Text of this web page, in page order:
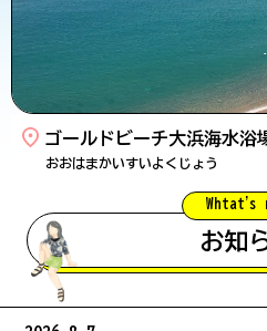
ゴールドビーチ大浜海水浴
おおはまかいすいよくじょう
南大隅のあれこれ
ムービー
アクセス
パンフレット
#珍
#展
#ウミ
#幕
お知
Whtat's